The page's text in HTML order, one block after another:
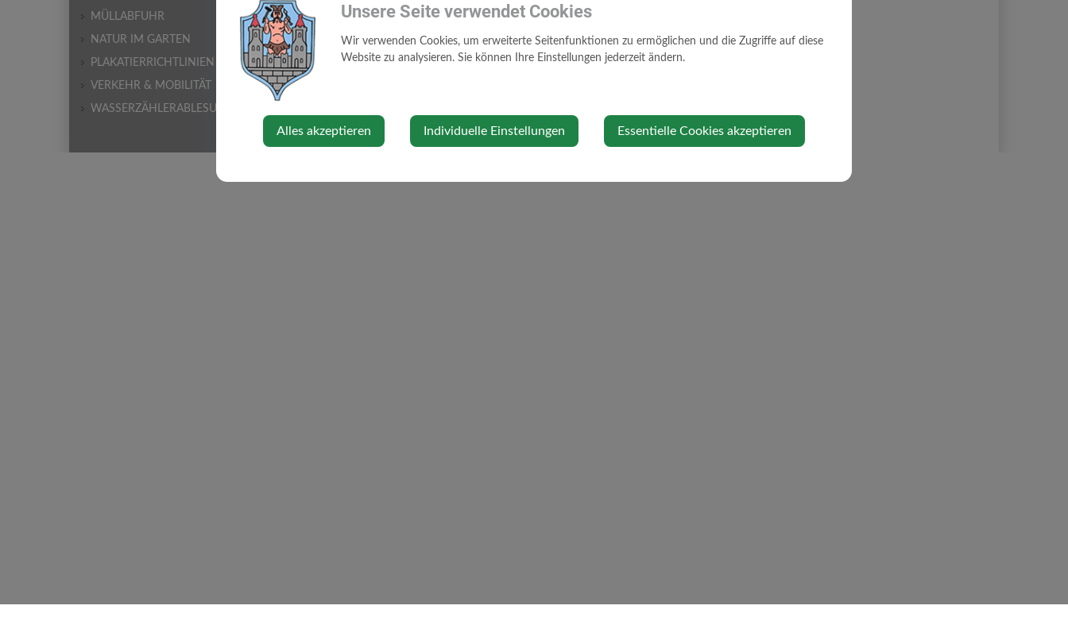
MÜLLABFUHR
NATUR IM GARTEN
PLAKATIERRICHTLINIEN
VERKEHR & MOBILITÄT
WASSERZÄHLERABLESUNG
Unsere Seite verwendet Cookies
Wir verwenden Cookies, um erweiterte Seitenfunktionen zu ermöglichen und die Zugriffe auf diese
Website zu analysieren. Sie können Ihre Einstellungen jederzeit ändern.
Alles akzeptieren Individuelle Einstellungen Essentielle Cookies akzeptieren